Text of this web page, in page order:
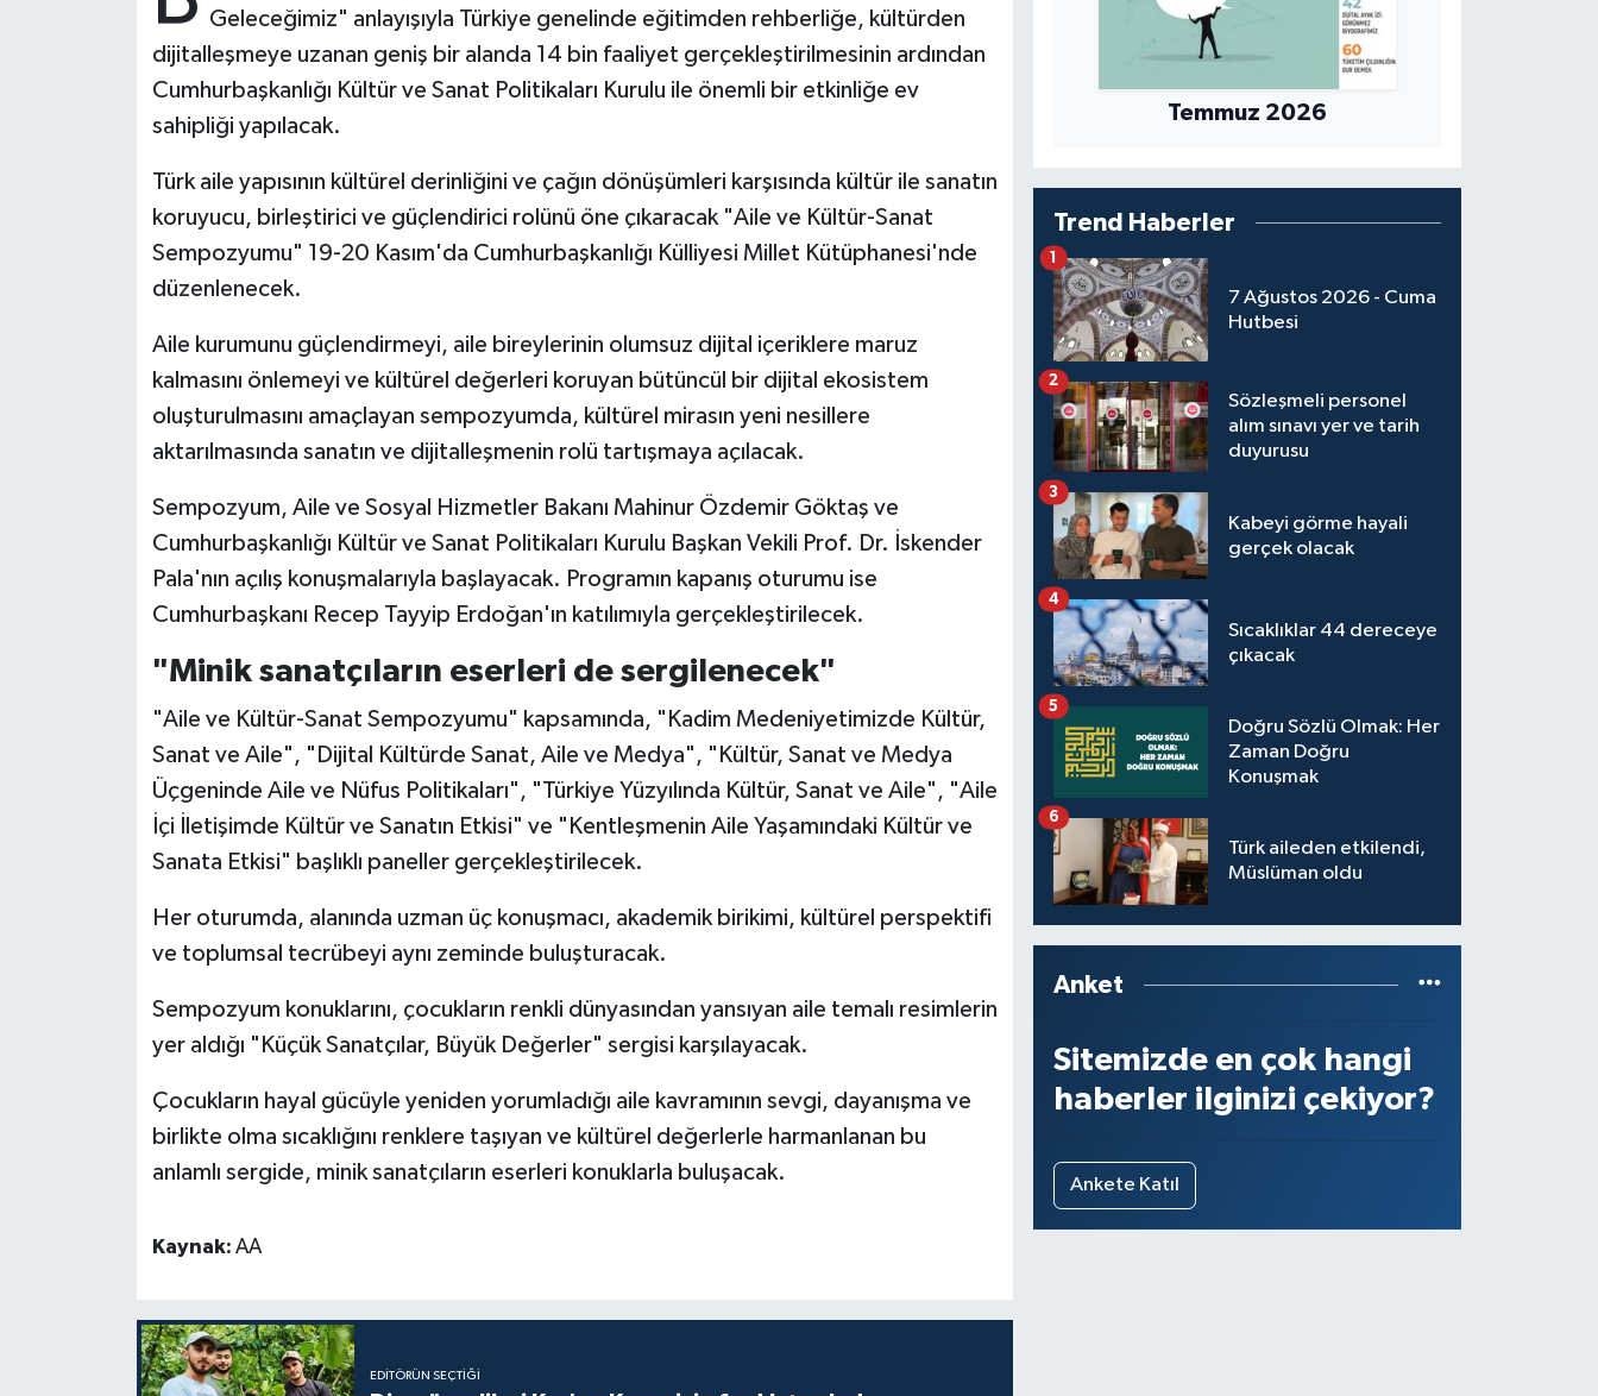
Geleceğimiz" anlayışıyla Türkiye genelinde eğitimden rehberliğe, kültürden
dijitalleşmeye uzanan geniş bir alanda 14 bin faaliyet gerçekleştirilmesinin ardından
Cumhurbaşkanlığı Kültür ve Sanat Politikaları Kurulu ile önemli bir etkinliğe ev
sahipliği yapılacak.
Türk aile yapısının kültürel derinliğini ve çağın dönüşümleri karşısında kültür ile sanatın
koruyucu, birleştirici ve güçlendirici rolünü öne çıkaracak "Aile ve Kültür-Sanat
Sempozyumu" 19-20 Kasım'da Cumhurbaşkanlığı Külliyesi Millet Kütüphanesi'nde
düzenlenecek.
Aile kurumunu güçlendirmeyi, aile bireylerinin olumsuz dijital içeriklere maruz
kalmasını önlemeyi ve kültürel değerleri koruyan bütüncül bir dijital ekosistem
oluşturulmasını amaçlayan sempozyumda, kültürel mirasın yeni nesillere
aktarılmasında sanatın ve dijitalleşmenin rolü tartışmaya açılacak.
Sempozyum, Aile ve Sosyal Hizmetler Bakanı Mahinur Özdemir Göktaş ve
Cumhurbaşkanlığı Kültür ve Sanat Politikaları Kurulu Başkan Vekili Prof. Dr. İskender
Pala'nın açılış konuşmalarıyla başlayacak. Programın kapanış oturumu ise
Cumhurbaşkanı Recep Tayyip Erdoğan'ın katılımıyla gerçekleştirilecek.
"Minik sanatçıların eserleri de sergilenecek"
"Aile ve Kültür-Sanat Sempozyumu" kapsamında, "Kadim Medeniyetimizde Kültür,
Sanat ve Aile", "Dijital Kültürde Sanat, Aile ve Medya", "Kültür, Sanat ve Medya
Üçgeninde Aile ve Nüfus Politikaları", "Türkiye Yüzyılında Kültür, Sanat ve Aile", "Aile
İçi İletişimde Kültür ve Sanatın Etkisi" ve "Kentleşmenin Aile Yaşamındaki Kültür ve
Sanata Etkisi" başlıklı paneller gerçekleştirilecek.
Her oturumda, alanında uzman üç konuşmacı, akademik birikimi, kültürel perspektifi
ve toplumsal tecrübeyi aynı zeminde buluşturacak.
Sempozyum konuklarını, çocukların renkli dünyasından yansıyan aile temalı resimlerin
yer aldığı "Küçük Sanatçılar, Büyük Değerler" sergisi karşılayacak.
Çocukların hayal gücüyle yeniden yorumladığı aile kavramının sevgi, dayanışma ve
birlikte olma sıcaklığını renklere taşıyan ve kültürel değerlerle harmanlanan bu
anlamlı sergide, minik sanatçıların eserleri konuklarla buluşacak.
Kaynak: AA
EDITÖRÜN SEÇTIĞI
Temmuz 2026
Trend Haberler
7 Ağustos 2026 - Cuma
Hutbesi
1
Sözleşmeli personel
alım sınavı yer ve tarih
duyurusu
2
Kabeyi görme hayali
gerçek olacak
3
Sıcaklıklar 44 dereceye
çıkacak
4
Doğru Sözlü Olmak: Her
Zaman Doğru
Konuşmak
5
Türk aileden etkilendi,
Müslüman oldu
6
Anket
Sitemizde en çok hangi
haberler ilginizi çekiyor?
Ankete Katıl
Bitlis Müftülüğü
Bolu Müftülüğü
Burdur Müftülüğü
Çanakkale Müftülüğü
Çankırı Müftülüğü
Çorum Müftülüğü
Diyarbakır Müftülüğü
Düzce Müftülüğü
Edirne Müftülüğü
Elazığ Müftülüğü
Erzincan Müftülüğü
Erzurum Müftülüğü
Eskişehir Müftülüğü
Gaziantep Müftülüğü
Giresun Müftülüğü
Hakkari Müftülüğü
Isparta Müftülüğü
İstanbul Müftülüğü
Bilim, Teknoloji
Biyografiler
İhtida Haberleri